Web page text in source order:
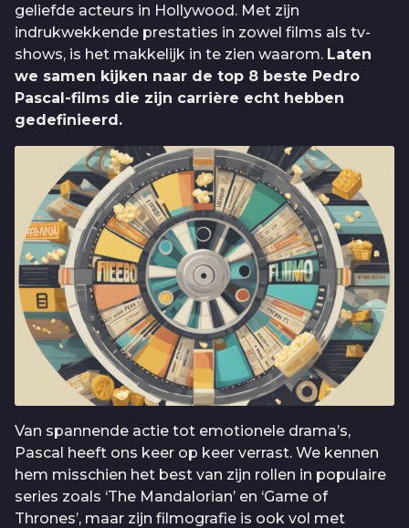
geliefde acteurs in Hollywood. Met zijn
indrukwekkende prestaties in zowel films als tv-
shows, is het makkelijk in te zien waarom. Laten
we samen kijken naar de top 8 beste Pedro
Pascal-films die zijn carrière echt hebben
gedefinieerd.
Van spannende actie tot emotionele drama’s,
Pascal heeft ons keer op keer verrast. We kennen
hem misschien het best van zijn rollen in populaire
series zoals ‘The Mandalorian’ en ‘Game of
Thrones’, maar zijn filmografie is ook vol met